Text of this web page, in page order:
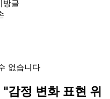
방글
없습니다
감정 변화 표현 위